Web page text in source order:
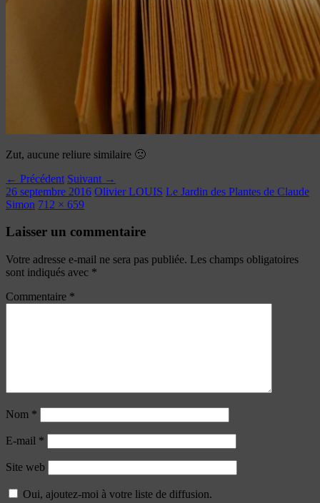
Zut, aucune reliure similaire 🙁
← Précédent Suivant →
26 septembre 2016 Olivier LOUIS Le Jardin des Plantes de Claude
Simon 712 × 659
Laisser un commentaire
Votre adresse e-mail ne sera pas publiée. Les champs obligatoires
sont indiqués avec *
Commentaire *
Nom *
E-mail *
Site web
Oui, ajoutez-moi à votre liste de diffusion.